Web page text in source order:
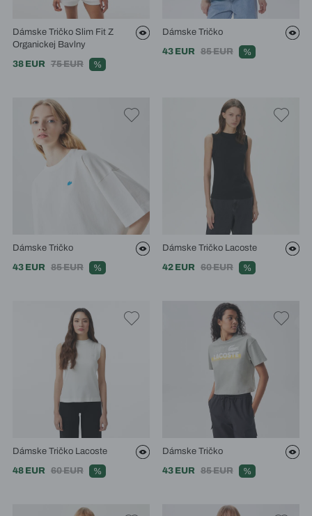
Dámske Tričko Slim Fit Z
Organickej Bavlny
38 EUR
75 EUR %
Dámske Tričko
43 EUR
85 EUR %
Dámske Tričko
43 EUR
85 EUR %
Dámske Tričko Lacoste
42 EUR
60 EUR %
Dámske Tričko Lacoste
48 EUR
60 EUR %
Dámske Tričko
43 EUR
85 EUR %